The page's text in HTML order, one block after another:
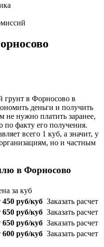
грунт в Форносово в
деньги и получить
не нужно платить заранее,
по факту его получения.
всего 1 куб, а значит, у
но и частным
в Форносово
за куб
450 руб/куб Заказать расчет
650 руб/куб Заказать расчет
650 руб/куб Заказать расчет
600 руб/куб Заказать расчет